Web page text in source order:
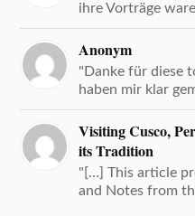
ihre Vorträge
Anonym
"Danke für diese
haben mir klar
Visiting Cusco,
its Tradition
"[…] This article
and Notes from